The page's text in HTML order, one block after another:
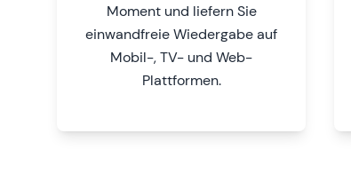
Moment und liefern Sie
einwandfreie Wiedergabe auf
Mobil-, TV- und Web-
Plattformen.